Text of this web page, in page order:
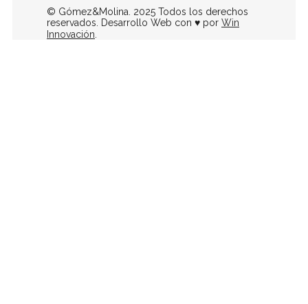
© Gómez&Molina. 2025 Todos los derechos
reservados. Desarrollo Web con ♥ por Win
Innovación